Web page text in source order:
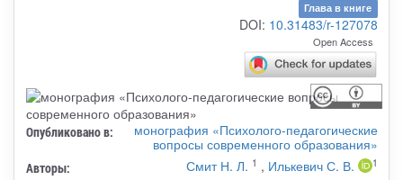
Глава в книге
DOI: 10.31483/r-127078
Open Access
Опубликовано в:
монография «Психолого-педагогические
вопросы современного образования»
Авторы: Смит Н. Л. 1 , Илькевич С. В. 1